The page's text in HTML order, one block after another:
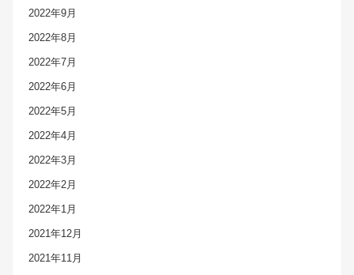
2022年9月
2022年8月
2022年7月
2022年6月
2022年5月
2022年4月
2022年3月
2022年2月
2022年1月
2021年12月
2021年11月